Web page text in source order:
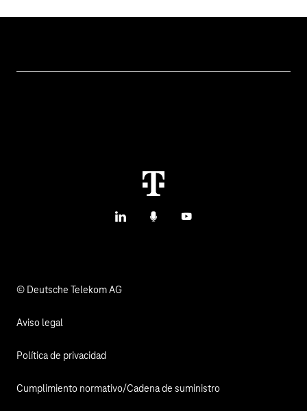
LinkedInPodcastsYouTube
© Deutsche Telekom AG
Aviso legal
Política de privacidad
Cumplimiento normativo/Cadena de suministro